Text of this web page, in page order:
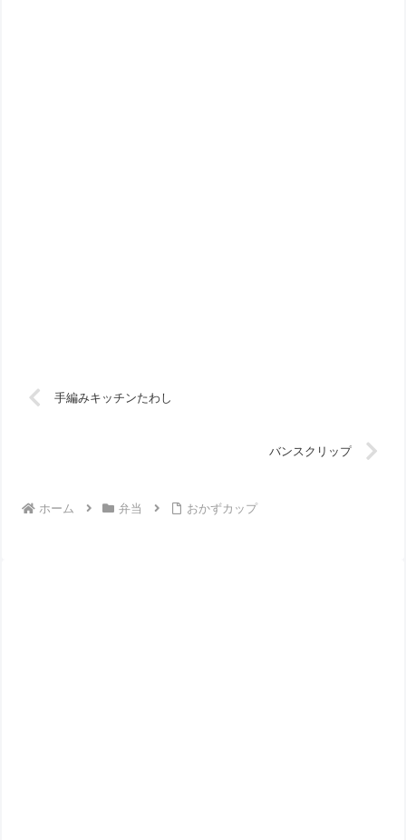
手編みキッチンたわし
バンスクリップ
ホーム 弁当 おかずカップ